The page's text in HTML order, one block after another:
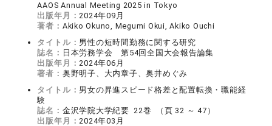
AAOS Annual Meeting 2025 in Tokyo
出版年月：2024年09月
著者： Akiko Okuno, Megumi Okui, Akiko Ouchi
タイトル： 男性の短時間勤務に関する研究
誌名： 日本労務学会 第54回全国大会報告論集
出版年月：2024年06月
著者： 奥野明子、大内章子、奥井めぐみ
タイトル： 男女の昇進スピード格差と配置転換・職能経
験
誌名： 金沢学院大学紀要 22巻 （頁 32 ～ 47）
出版年月：2024年03月